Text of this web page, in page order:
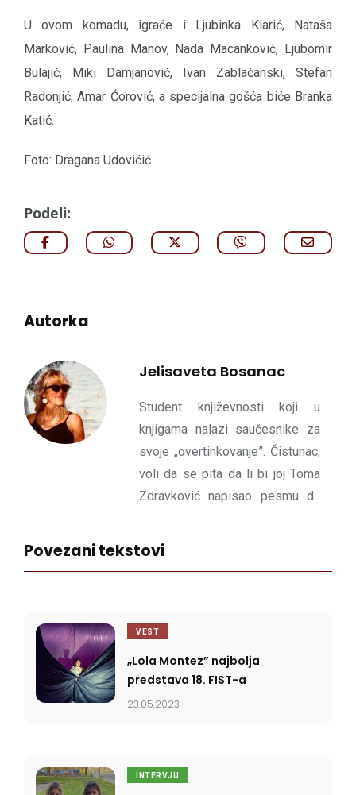
U ovom komadu, igraće i Ljubinka Klarić, Nataša
Marković, Paulina Manov, Nada Macanković, Ljubomir
Bulajić, Miki Damjanović, Ivan Zablaćanski, Stefan
Radonjić, Amar Ćorović, a specijalna gošća biće Branka
Katić.
Foto: Dragana Udovićić
Podeli:
Autorka
Jelisaveta Bosanac
Student književnosti koji u
knjigama nalazi saučesnike za
svoje „overtinkovanje”. Čistunac,
voli da se pita da li bi joj Toma
Zdravković napisao pesmu da
dramske forme pomiri svoje
Povezani tekstovi
VEST
„Lola Montez” najbolja
predstava 18. FIST-a
23.05.2023
INTERVJU